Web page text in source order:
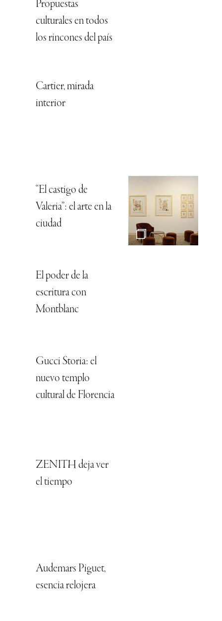
Propuestas
culturales en todos
los rincones del país
Cartier, mirada
interior
“El castigo de
Valeria”: el arte en la
ciudad
El poder de la
escritura con
Montblanc
Gucci Storia: el
nuevo templo
cultural de Florencia
ZENITH deja ver
el tiempo
Audemars Piguet,
esencia relojera